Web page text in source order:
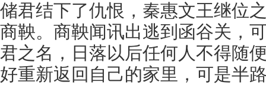
储君结下了仇恨，秦惠文王继位
商鞅。商鞅闻讯出逃到函谷关，
君之名，日落以后任何人不得随
好重新返回自己的家里，可是半